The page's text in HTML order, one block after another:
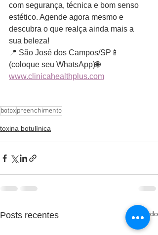
com segurança, técnica e bom senso
estético. Agende agora mesmo e
descubra o que realça ainda mais a
sua beleza!
📍 São José dos Campos/SP📱
(coloque seu WhatsApp)🌐
www.clinicahealthplus.com
botoxpreenchimento
toxina botulínica
Posts recentes Ver tudo